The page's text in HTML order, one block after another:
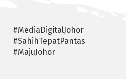
#MediaDigitalJohor
#SahihTepatPantas
#MajuJohor